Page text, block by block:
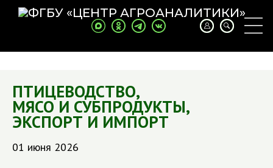
ПТИЦЕВОДСТВО,
МЯСО И СУБПРОДУКТЫ,
ЭКСПОРТ И ИМПОРТ
01 июня 2026